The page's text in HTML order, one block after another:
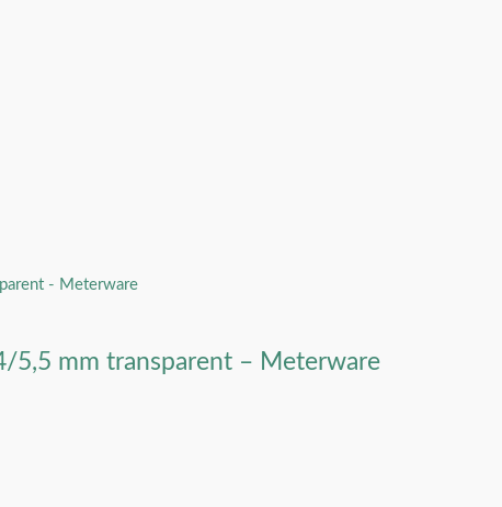
5,5 mm transparent – Meterware